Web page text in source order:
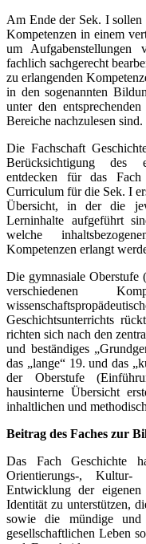
Am Ende der Sek. I sollen
Kompetenzen in einem
um Aufgabenstellungen
fachlich sachgerecht
zu erlangenden
in den sogenannten
unter den
Bereiche nachzulesen sind.
Die Fachschaft
Berücksichtigung des
entdecken für das Fach
Curriculum für die Sek. I
Übersicht, in der die
Lerninhalte aufgeführt
welche
Kompetenzen erlangt
Die gymnasiale Oberstufe
verschiedenen
Geschichtsunterrichts
richten sich nach den
und beständiges
das „lange“ 19. und das
der Oberstufe
hausinterne Übersicht
inhaltlichen und
Beitrag des Faches zur
Das Fach Geschichte
Orientierungs-,
Entwicklung der
Identität zu unterstützen,
sowie die mündige und
gesellschaftlichen Leben